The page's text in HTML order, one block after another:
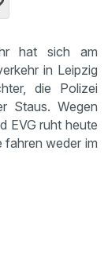
hat sich am
in Leipzig
die Polizei
Staus. Wegen
EVG ruht heute
fahren weder im